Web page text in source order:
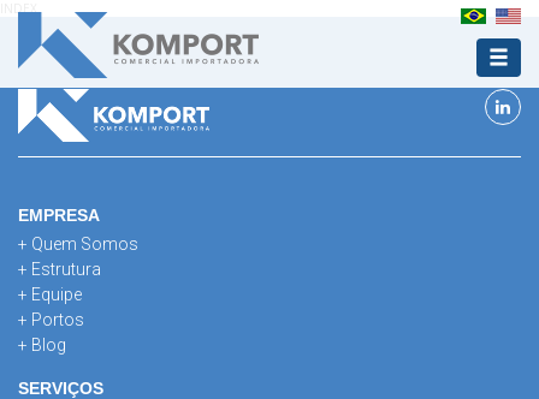
INDEX
EMPRESA
+ Quem Somos
+ Estrutura
+ Equipe
+ Portos
+ Blog
SERVIÇOS